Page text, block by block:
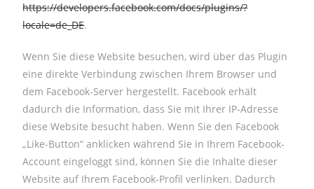
https://developers.facebook.com/docs/plugins/?
locale=de_DE.
Wenn Sie diese Website besuchen, wird über das Plugin
eine direkte Verbindung zwischen Ihrem Browser und
dem Facebook-Server hergestellt. Facebook erhält
dadurch die Information, dass Sie mit Ihrer IP-Adresse
diese Website besucht haben. Wenn Sie den Facebook
„Like-Button“ anklicken während Sie in Ihrem Facebook-
Account eingeloggt sind, können Sie die Inhalte dieser
Website auf Ihrem Facebook-Profil verlinken. Dadurch